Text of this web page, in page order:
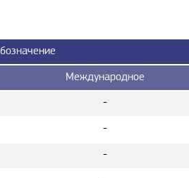
Международное
-
-
-